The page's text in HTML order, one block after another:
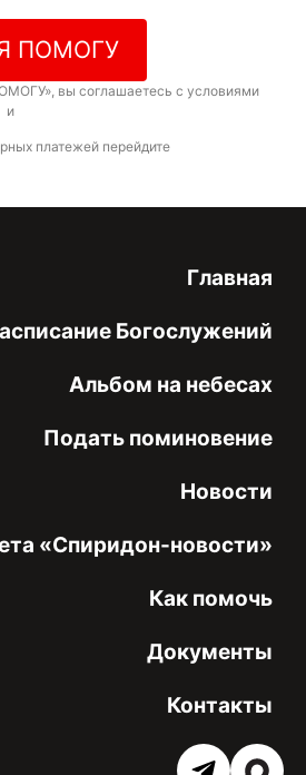
ПОМОГУ
вы соглашаетесь с условиями
и
платежей перейдите
Главная
Богослужений
Альбом на небесах
Подать поминовение
Новости
«Спиридон-новости»
Как помочь
Документы
Контакты